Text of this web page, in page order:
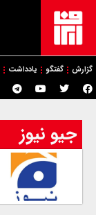
گزارش گفتگو یادداشت
جیو نیوز